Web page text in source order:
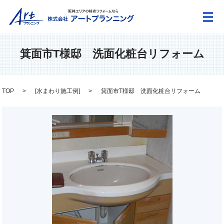
メ
箕面市T様邸 洗面化粧台リフォーム
TOP [水まわり施工例] 箕面市T様邸 洗面化粧台リフォーム